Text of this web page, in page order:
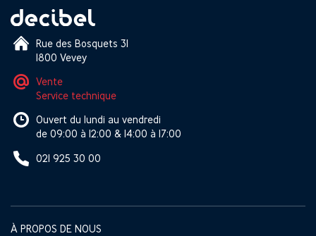
Rue des Bosquets 31
1800 Vevey
Vente
Service technique
Ouvert du lundi au vendredi
de 09:00 à 12:00 & 14:00 à 17:00
021 925 30 00
À PROPOS DE NOUS